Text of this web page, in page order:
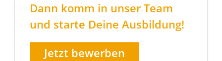
Dann komm in unser Team
und starte Deine Ausbildung!
Jetzt bewerben